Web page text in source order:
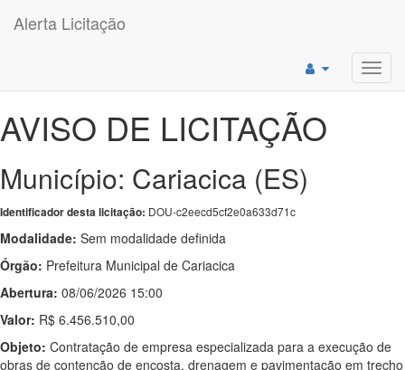
Alerta Licitação
AVISO DE LICITAÇÃO
Município: Cariacica (ES)
Identificador desta licitação: DOU-c2eecd5cf2e0a633d71c
Modalidade: Sem modalidade definida
Órgão: Prefeitura Municipal de Cariacica
Abertura: 08/06/2026 15:00
Valor: R$ 6.456.510,00
Objeto: Contratação de empresa especializada para a execução de
obras de contenção de encosta, drenagem e pavimentação em trecho